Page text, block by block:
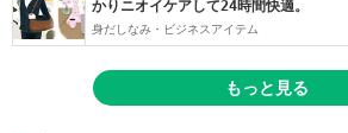
かりニオイケアして24時間快適。
身だしなみ・ビジネスアイテム
もっと見る